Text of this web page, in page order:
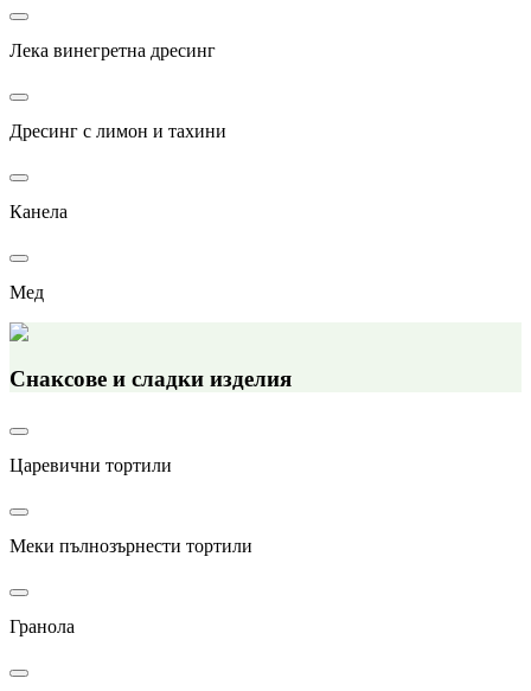
Лека винегретна дресинг
Дресинг с лимон и тахини
Канела
Мед
Снаксове и сладки изделия
Царевични тортили
Меки пълнозърнести тортили
Гранола